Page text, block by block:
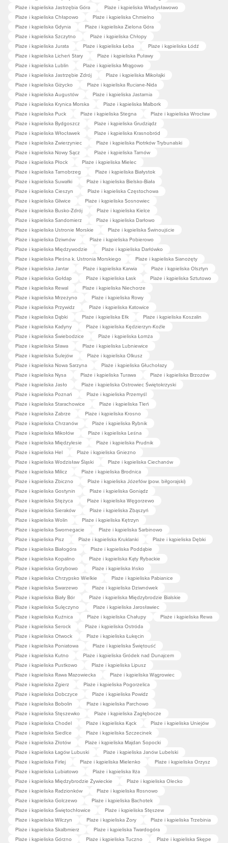
Plaże i kąpieliska Jastrzębia Góra
Plaże i kąpieliska Władysławowo
Plaże i kąpieliska Chłapowo
Plaże i kąpieliska Chmielno
Plaże i kąpieliska Gdynia
Plaże i kąpieliska Zielona Góra
Plaże i kąpieliska Szczytno
Plaże i kąpieliska Chłopy
Plaże i kąpieliska Jurata
Plaże i kąpieliska Łeba
Plaże i kąpieliska Łódź
Plaże i kąpieliska Licheń Stary
Plaże i kąpieliska Puławy
Plaże i kąpieliska Lublin
Plaże i kąpieliska Mrągowo
Plaże i kąpieliska Jastrzębie Zdrój
Plaże i kąpieliska Mikołajki
Plaże i kąpieliska Giżycko
Plaże i kąpieliska Ruciane-Nida
Plaże i kąpieliska Augustów
Plaże i kąpieliska Jastarnia
Plaże i kąpieliska Krynica Morska
Plaże i kąpieliska Malbork
Plaże i kąpieliska Puck
Plaże i kąpieliska Stegna
Plaże i kąpieliska Wrocław
Plaże i kąpieliska Bydgoszcz
Plaże i kąpieliska Grudziądz
Plaże i kąpieliska Włocławek
Plaże i kąpieliska Krasnobród
Plaże i kąpieliska Zwierzyniec
Plaże i kąpieliska Piotrków Trybunalski
Plaże i kąpieliska Nowy Sącz
Plaże i kąpieliska Tarnów
Plaże i kąpieliska Płock
Plaże i kąpieliska Mielec
Plaże i kąpieliska Tarnobrzeg
Plaże i kąpieliska Białystok
Plaże i kąpieliska Suwałki
Plaże i kąpieliska Bielsko-Biała
Plaże i kąpieliska Cieszyn
Plaże i kąpieliska Częstochowa
Plaże i kąpieliska Gliwice
Plaże i kąpieliska Sosnowiec
Plaże i kąpieliska Busko-Zdrój
Plaże i kąpieliska Kielce
Plaże i kąpieliska Sandomierz
Plaże i kąpieliska Darłowo
Plaże i kąpieliska Ustronie Morskie
Plaże i kąpieliska Świnoujście
Plaże i kąpieliska Dziwnów
Plaże i kąpieliska Pobierowo
Plaże i kąpieliska Międzywodzie
Plaże i kąpieliska Darłówko
Plaże i kąpieliska Pleśna k. Ustronia Morskiego
Plaże i kąpieliska Sianożęty
Plaże i kąpieliska Jantar
Plaże i kąpieliska Karwia
Plaże i kąpieliska Olsztyn
Plaże i kąpieliska Gołdap
Plaże i kąpieliska Łask
Plaże i kąpieliska Sztutowo
Plaże i kąpieliska Rewal
Plaże i kąpieliska Niechorze
Plaże i kąpieliska Mrzeżyno
Plaże i kąpieliska Rowy
Plaże i kąpieliska Przywidz
Plaże i kąpieliska Katowice
Plaże i kąpieliska Dąbki
Plaże i kąpieliska Ełk
Plaże i kąpieliska Koszalin
Plaże i kąpieliska Kadyny
Plaże i kąpieliska Kędzierzyn-Koźle
Plaże i kąpieliska Świebodzice
Plaże i kąpieliska Łomża
Plaże i kąpieliska Sława
Plaże i kąpieliska Lubniewice
Plaże i kąpieliska Sulejów
Plaże i kąpieliska Olkusz
Plaże i kąpieliska Nowa Sarzyna
Plaże i kąpieliska Głuchołazy
Plaże i kąpieliska Nysa
Plaże i kąpieliska Turawa
Plaże i kąpieliska Brzozów
Plaże i kąpieliska Jasło
Plaże i kąpieliska Ostrowiec Świętokrzyski
Plaże i kąpieliska Poznań
Plaże i kąpieliska Przemyśl
Plaże i kąpieliska Starachowice
Plaże i kąpieliska Tleń
Plaże i kąpieliska Zabrze
Plaże i kąpieliska Krosno
Plaże i kąpieliska Chrzanów
Plaże i kąpieliska Rybnik
Plaże i kąpieliska Mikołów
Plaże i kąpieliska Leśna
Plaże i kąpieliska Międzylesie
Plaże i kąpieliska Prudnik
Plaże i kąpieliska Hel
Plaże i kąpieliska Gniezno
Plaże i kąpieliska Wodzisław Śląski
Plaże i kąpieliska Ciechanów
Plaże i kąpieliska Milicz
Plaże i kąpieliska Brodnica
Plaże i kąpieliska Zbiczno
Plaże i kąpieliska Józefów (pow. biłgorajski)
Plaże i kąpieliska Gostynin
Plaże i kąpieliska Goniądz
Plaże i kąpieliska Stężyca
Plaże i kąpieliska Węgorzewo
Plaże i kąpieliska Sieraków
Plaże i kąpieliska Zbąszyń
Plaże i kąpieliska Wolin
Plaże i kąpieliska Kętrzyn
Plaże i kąpieliska Swornegacie
Plaże i kąpieliska Sarbinowo
Plaże i kąpieliska Pisz
Plaże i kąpieliska Kruklanki
Plaże i kąpieliska Dębki
Plaże i kąpieliska Białogóra
Plaże i kąpieliska Poddąbie
Plaże i kąpieliska Kopalino
Plaże i kąpieliska Kąty Rybackie
Plaże i kąpieliska Grzybowo
Plaże i kąpieliska Ińsko
Plaże i kąpieliska Chrzypsko Wielkie
Plaże i kąpieliska Pabianice
Plaże i kąpieliska Swarzewo
Plaże i kąpieliska Dziwnówek
Plaże i kąpieliska Biały Bór
Plaże i kąpieliska Międzybrodzie Bialskie
Plaże i kąpieliska Sulęczyno
Plaże i kąpieliska Jarosławiec
Plaże i kąpieliska Kuźnica
Plaże i kąpieliska Chałupy
Plaże i kąpieliska Rewa
Plaże i kąpieliska Serock
Plaże i kąpieliska Ostróda
Plaże i kąpieliska Otwock
Plaże i kąpieliska Łukęcin
Plaże i kąpieliska Poniatowa
Plaże i kąpieliska Świętouść
Plaże i kąpieliska Kutno
Plaże i kąpieliska Gródek nad Dunajcem
Plaże i kąpieliska Pustkowo
Plaże i kąpieliska Lipusz
Plaże i kąpieliska Rawa Mazowiecka
Plaże i kąpieliska Wągrowiec
Plaże i kąpieliska Zgierz
Plaże i kąpieliska Pogorzelica
Plaże i kąpieliska Dobczyce
Plaże i kąpieliska Powidz
Plaże i kąpieliska Bobolin
Plaże i kąpieliska Parchowo
Plaże i kąpieliska Stęszewko
Plaże i kąpieliska Zagłębocze
Plaże i kąpieliska Chodel
Plaże i kąpieliska Kąck
Plaże i kąpieliska Uniejów
Plaże i kąpieliska Siedlce
Plaże i kąpieliska Szczecinek
Plaże i kąpieliska Złotów
Plaże i kąpieliska Majdan Sopocki
Plaże i kąpieliska Łagów Lubuski
Plaże i kąpieliska Janów Lubelski
Plaże i kąpieliska Firlej
Plaże i kąpieliska Mielenko
Plaże i kąpieliska Orzysz
Plaże i kąpieliska Lubiatowo
Plaże i kąpieliska Iłża
Plaże i kąpieliska Międzybrodzie Żywieckie
Plaże i kąpieliska Olecko
Plaże i kąpieliska Radzionków
Plaże i kąpieliska Rosnowo
Plaże i kąpieliska Golczewo
Plaże i kąpieliska Bachotek
Plaże i kąpieliska Świętochłowice
Plaże i kąpieliska Stęszew
Plaże i kąpieliska Wilczyn
Plaże i kąpieliska Żory
Plaże i kąpieliska Trzebinia
Plaże i kąpieliska Skalbmierz
Plaże i kąpieliska Twardogóra
Plaże i kąpieliska Górzno
Plaże i kąpieliska Tuczno
Plaże i kąpieliska Skępe